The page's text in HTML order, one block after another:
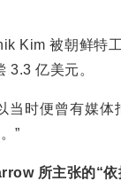
Kim 被朝鲜特
亿美元。
时便曾有媒体
”
所主张的“依